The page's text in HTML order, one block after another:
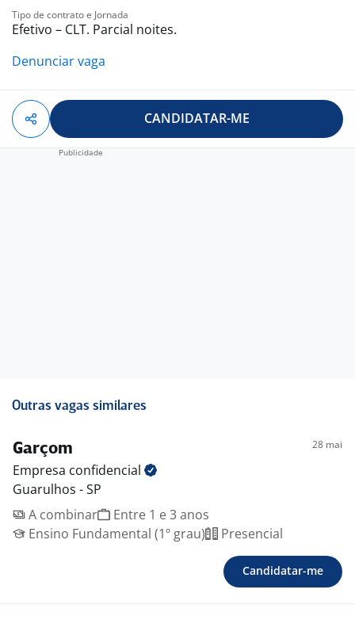
Tipo de contrato e Jornada
Efetivo – CLT. Parcial noites.
Denunciar vaga
CANDIDATAR-ME
Outras vagas similares
Garçom 28 mai
Empresa confidencial
Guarulhos - SP
A combinar
Entre 1 e 3 anos
Ensino Fundamental (1º grau)
Presencial
Candidatar-me